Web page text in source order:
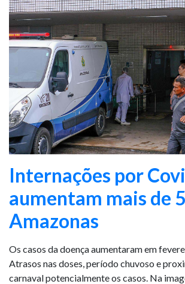
Internações por
aumentam mais de
Amazonas
Os casos da doença aumentaram em
Atrasos nas doses, período chuvoso e
carnaval potencialmente os casos. Na